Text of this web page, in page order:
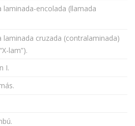
laminada-encolada (llamada
laminada cruzada (contralaminada)
lam”).
I.